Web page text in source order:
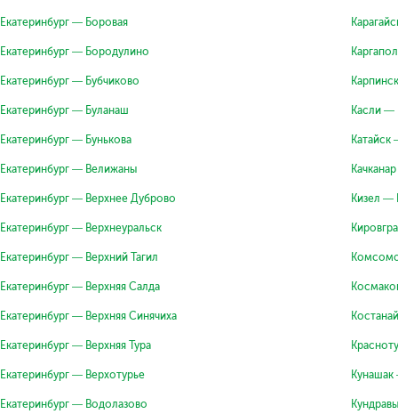
Екатеринбург — Боровая
Екатеринбург — Бородулино
Екатеринбург — Бубчиково
Екатеринбург — Буланаш
Екатеринбург — Бунькова
Екатеринбург — Велижаны
Екатеринбург — Верхнее Дуброво
Екатеринбург — Верхнеуральск
Екатеринбург — Верхний Тагил
Екатеринбург — Верхняя Салда
Екатеринбург — Верхняя Синячиха
Екатеринбург — Верхняя Тура
Екатеринбург — Верхотурье
Екатеринбург — Водолазово
Касли —
Катайск
Кизел —
Кунашак